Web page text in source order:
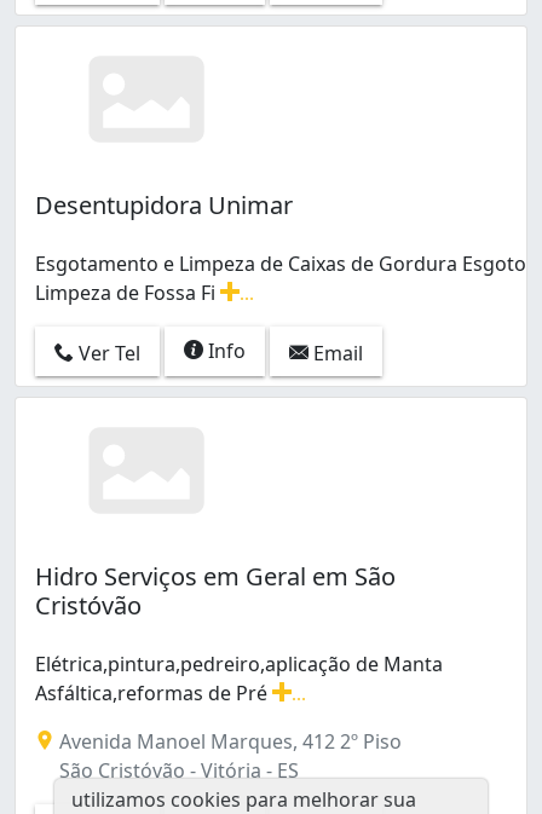
Desentupidora Unimar
Esgotamento e Limpeza de Caixas de Gordura Esgoto
Limpeza de Fossa Fi
Ver Tel
Info Email
Hidro Serviços em Geral em São
Cristóvão
Elétrica,pintura,pedreiro,aplicação de Manta
Asfáltica,reformas de Pré
Avenida Manoel Marques, 412 2º Piso
São Cristóvão - Vitória - ES
utilizamos cookies para melhorar sua